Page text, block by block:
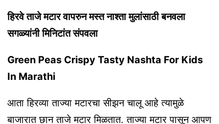
हिरवे ताजे मटार वापरुन मस्त नाश्ता मुलांसाठी बनवला
सगळ्यांनी मिनिटांत संपवला
Green Peas Crispy Tasty Nashta For Kids
In Marathi
आता हिरव्या ताज्या मटारचा सीझन चालू आहे त्यामुळे
बाजारात छान ताजे मटार मिळतात. ताज्या मटार पासून आपण